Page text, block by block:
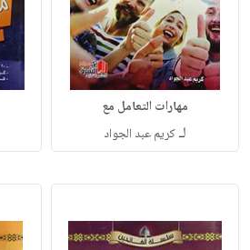
مهارات التعامل مع
لـكريم عبد الجواد